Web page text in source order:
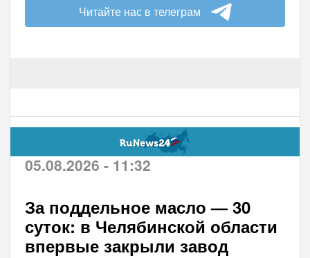
Читайте нас в телеграм
05.08.2026 - 11:32
За поддельное масло — 30
суток: в Челябинской области
впервые закрыли завод